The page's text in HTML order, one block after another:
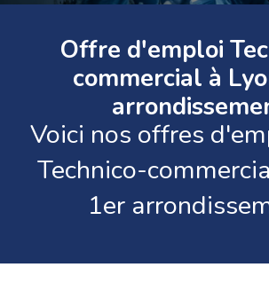
Offre d'emploi
commercial à
Voici nos offres
Technico-
1er